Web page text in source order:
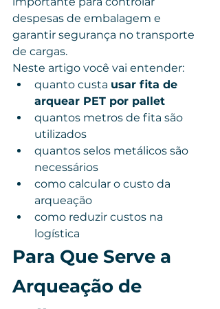
despesas de embalagem e
garantir segurança no transporte
de cargas.
Neste artigo você vai entender:
quanto custa usar fita de
arquear PET por pallet
quantos metros de fita são
utilizados
quantos selos metálicos são
necessários
como calcular o custo da
arqueação
como reduzir custos na
logística
Para Que Serve a
Arqueação de